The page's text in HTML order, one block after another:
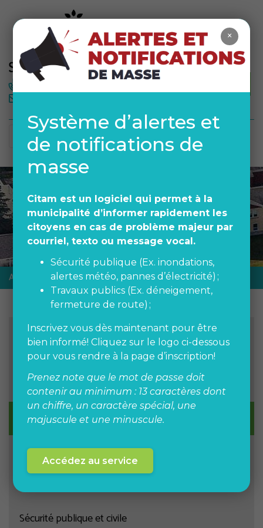
Accueil Gestion financière
SERVICES AUX CITOYENS
Hôtel de ville
Gestion financière
Travaux publics
Sécurité publique et civile
×
Système d’alertes et
de notifications de
masse
Citam est un logiciel qui permet à la
municipalité d’informer rapidement les
citoyens en cas de problème majeur par
courriel, texto ou message vocal.
Sécurité publique (Ex. inondations,
alertes météo, pannes d’électricité) ;
Travaux publics (Ex. déneigement,
fermeture de route) ;
Inscrivez vous dès maintenant pour être
bien informé! Cliquez sur le logo ci-dessous
pour vous rendre à la page d’inscription!
Prenez note que le mot de passe doit
contenir au minimum : 13 caractères dont
un chiffre, un caractère spécial, une
majuscule et une minuscule.
Accédez au service